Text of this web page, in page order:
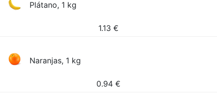
Plátano, 1 kg
1.13 €
Naranjas, 1 kg
0.94 €